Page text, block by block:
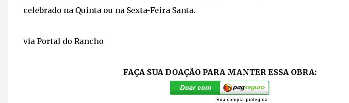
celebrado na Quinta ou na Sexta-Feira Santa.
via Portal do Rancho
FAÇA SUA DOAÇÃO PARA MANTER ESSA OBRA: